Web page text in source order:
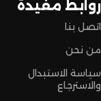
روابط مفيدة
اتصل بنا
من نحن
سياسة الاستبدال
والاسترجاع